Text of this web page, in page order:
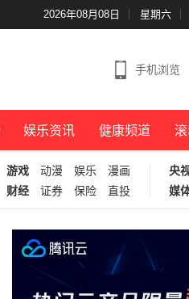
2026年08月08日 星期六
手机浏览
娱乐资讯 健康频道
游戏 动漫 娱乐
漫画
财经
证券 保险 直投
央
媒